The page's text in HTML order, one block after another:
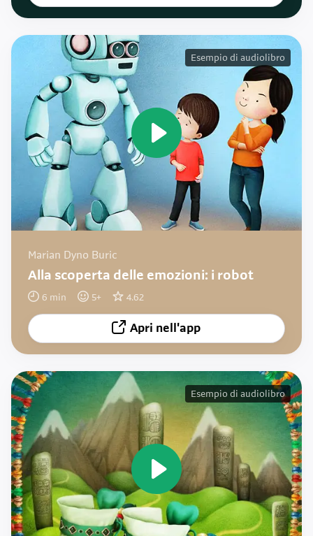
Esempio di audiolibro
Marian Dyno Buric
Alla scoperta delle emozioni: i robot
6 min 5+ 4.62
Apri nell'app
Esempio di audiolibro